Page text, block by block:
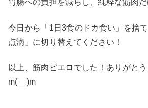
胃腸への負担を減らし、純粋な筋肉だ
今日から「1日3食のドカ食い」を捨
点滴」に切り替えてください！
以上、筋肉ピエロでした！ありがと
m(__)m